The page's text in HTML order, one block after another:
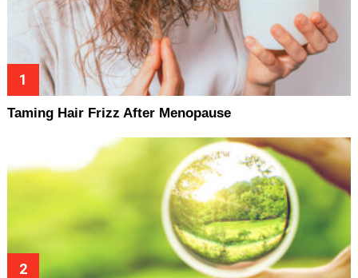
Taming Hair Frizz After Menopause